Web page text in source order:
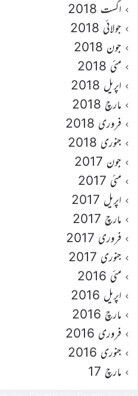
اگست 2018
جولائی 2018
جون 2018
مئی 2018
اپریل 2018
مارچ 2018
فروری 2018
جنوری 2018
جون 2017
مئی 2017
اپریل 2017
مارچ 2017
فروری 2017
جنوری 2017
مئی 2016
اپریل 2016
مارچ 2016
فروری 2016
جنوری 2016
مارچ 17